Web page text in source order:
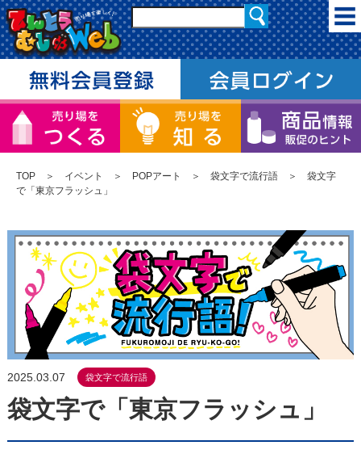
TOP ＞ イベント ＞ POPアート ＞ 袋文字で流行語 ＞ 袋文字
で「東京フラッシュ」
2025.03.07 袋文字で流行語
袋文字で「東京フラッシュ」